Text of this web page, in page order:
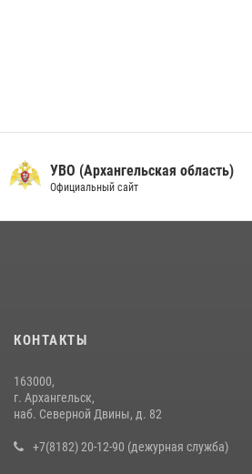
УВО (Архангельская область)
Официальный сайт
КОНТАКТЫ
163000,
г. Архангельск,
наб. Северной Двины, д. 82
+7(8182) 20-12-90 (дежурная служба)